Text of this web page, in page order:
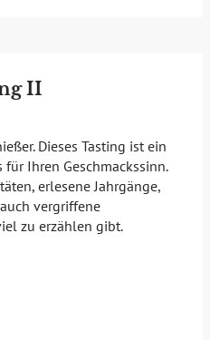
II
Dieses Tasting ist ein
Ihren Geschmackssinn.
erlesene Jahrgänge,
vergriffene
zu erzählen gibt.